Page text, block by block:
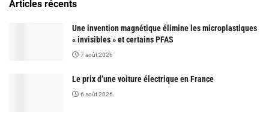
Articles récents
Une invention magnétique élimine les microplastiques
« invisibles » et certains PFAS
7 août 2026
Le prix d’une voiture électrique en France
6 août 2026